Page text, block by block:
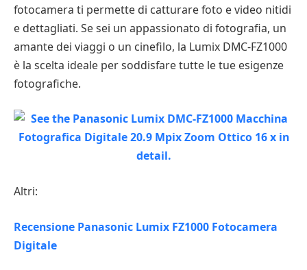
fotocamera ti permette di catturare foto e video nitidi
e dettagliati. Se sei un appassionato di fotografia, un
amante dei viaggi o un cinefilo, la Lumix DMC-FZ1000
è la scelta ideale per soddisfare tutte le tue esigenze
fotografiche.
Altri:
Recensione Panasonic Lumix FZ1000 Fotocamera
Digitale